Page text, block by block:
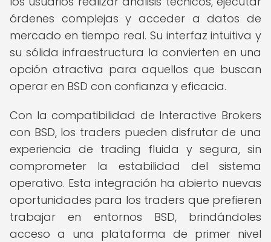
órdenes complejas y acceder a datos de
mercado en tiempo real. Su interfaz intuitiva y
su sólida infraestructura la convierten en una
opción atractiva para aquellos que buscan
operar en BSD con confianza y eficacia.
Con la compatibilidad de Interactive Brokers
con BSD, los traders pueden disfrutar de una
experiencia de trading fluida y segura, sin
comprometer la estabilidad del sistema
operativo. Esta integración ha abierto nuevas
oportunidades para los traders que prefieren
trabajar en entornos BSD, brindándoles
acceso a una plataforma de primer nivel